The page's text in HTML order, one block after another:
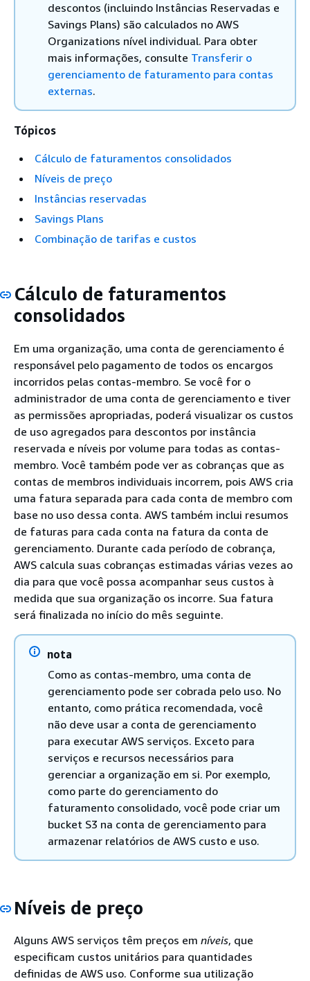
descontos (incluindo Instâncias Reservadas e
Savings Plans) são calculados no AWS
Organizations nível individual. Para obter
mais informações, consulte Transferir o
gerenciamento de faturamento para contas
externas.
Tópicos
Cálculo de faturamentos consolidados
Níveis de preço
Instâncias reservadas
Savings Plans
Combinação de tarifas e custos
Cálculo de faturamentos
consolidados
Em uma organização, uma conta de gerenciamento é
responsável pelo pagamento de todos os encargos
incorridos pelas contas-membro. Se você for o
administrador de uma conta de gerenciamento e tiver
as permissões apropriadas, poderá visualizar os custos
de uso agregados para descontos por instância
reservada e níveis por volume para todas as contas-
membro. Você também pode ver as cobranças que as
contas de membros individuais incorrem, pois AWS cria
uma fatura separada para cada conta de membro com
base no uso dessa conta. AWS também inclui resumos
de faturas para cada conta na fatura da conta de
gerenciamento. Durante cada período de cobrança,
AWS calcula suas cobranças estimadas várias vezes ao
dia para que você possa acompanhar seus custos à
medida que sua organização os incorre. Sua fatura
será finalizada no início do mês seguinte.
nota
Como as contas-membro, uma conta de
gerenciamento pode ser cobrada pelo uso. No
entanto, como prática recomendada, você
não deve usar a conta de gerenciamento
para executar AWS serviços. Exceto para
serviços e recursos necessários para
gerenciar a organização em si. Por exemplo,
como parte do gerenciamento do
faturamento consolidado, você pode criar um
bucket S3 na conta de gerenciamento para
armazenar relatórios de AWS custo e uso.
Níveis de preço
Alguns AWS serviços têm preços em níveis, que
especificam custos unitários para quantidades
definidas de AWS uso. Conforme sua utilização